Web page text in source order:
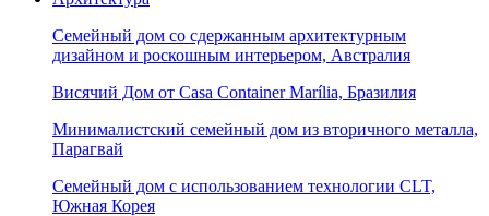
Семейный дом со сдержанным архитектурным
дизайном и роскошным интерьером, Австралия
Висячий Дом от Casa Container Marília, Бразилия
Минималистский семейный дом из вторичного металла,
Парагвай
Семейный дом с использованием технологии CLT,
Южная Корея